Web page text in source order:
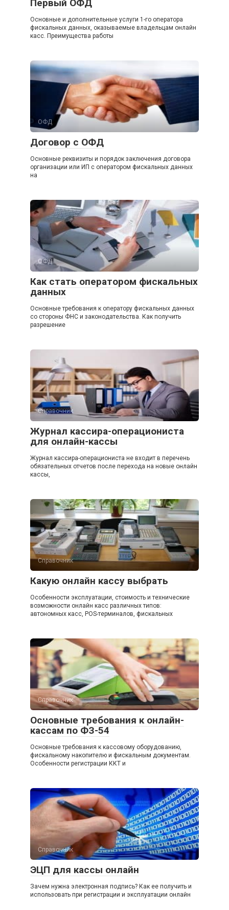
Первый ОФД
Основные и дополнительные услуги 1-го оператора
фискальных данных, оказываемые владельцам онлайн
касс. Преимущества работы
ОФД
Договор с ОФД
Основные реквизиты и порядок заключения договора
организации или ИП с оператором фискальных данных
на
ОФД
Как стать оператором фискальных
данных
Основные требования к оператору фискальных данных
со стороны ФНС и законодательства. Как получить
разрешение
Справочник
Журнал кассира-операциониста
для онлайн-кассы
Журнал кассира-операциониста не входит в перечень
обязательных отчетов после перехода на новые онлайн
кассы,
Справочник
Какую онлайн кассу выбрать
Особенности эксплуатации, стоимость и технические
возможности онлайн касс различных типов:
автономных касс, POS-терминалов, фискальных
Справочник
Основные требования к онлайн-
кассам по ФЗ-54
Основные требования к кассовому оборудованию,
фискальному накопителю и фискальным документам.
Особенности регистрации ККТ и
Справочник
ЭЦП для кассы онлайн
Зачем нужна электронная подпись? Как ее получить и
использовать при регистрации и эксплуатации онлайн